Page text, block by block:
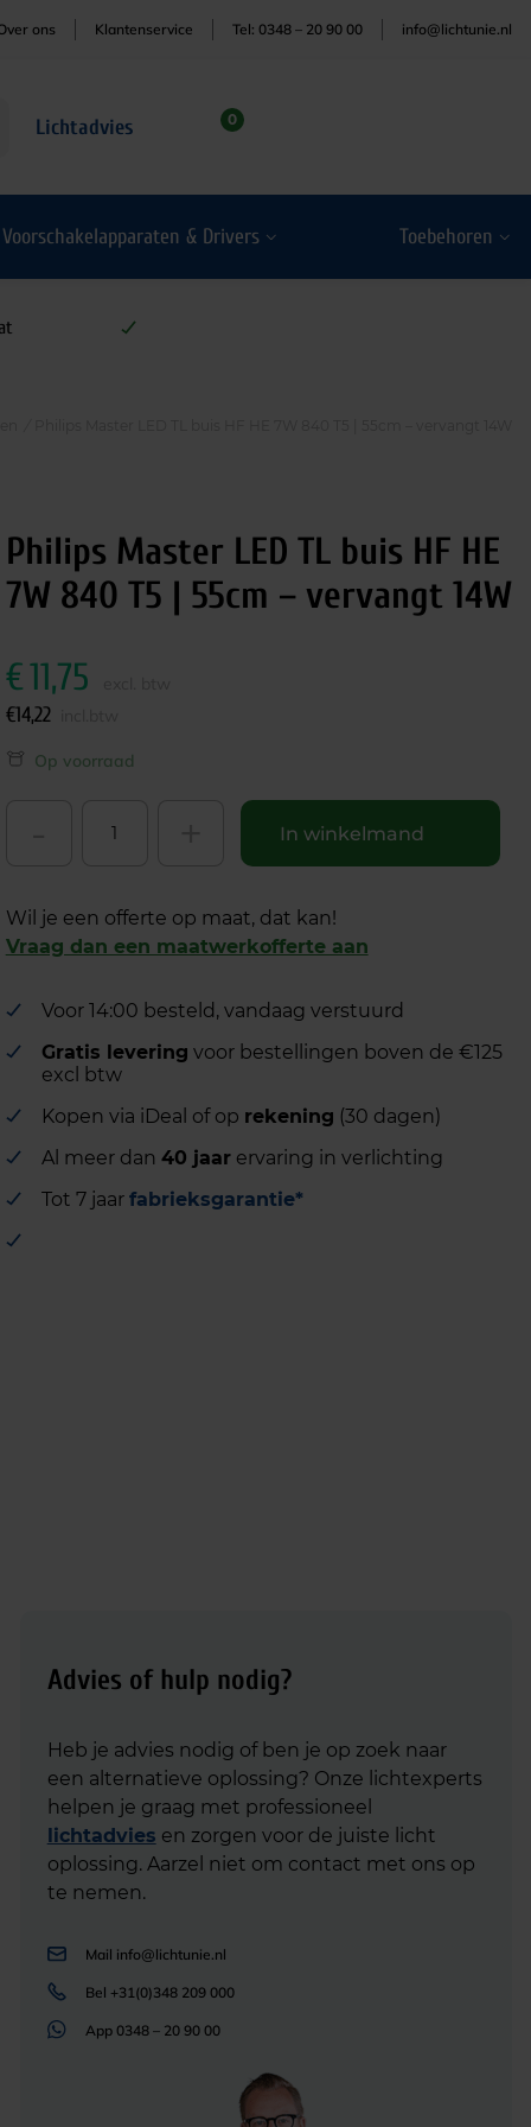
ons Klantenservice Tel: 0348 – 20 90 00 info@lichtunie.nl
Lichtadvies 0
Voorschakelapparaten & Drivers Toebehoren
Philips Master LED TL buis HF HE
7W 840 T5 | 55cm – vervangt 14W
€11,75
€14,22
Op voorraad
In winkelmand
Wil je een offerte op maat, dat kan!
Vraag dan een maatwerkofferte aan
Voor 14:00 besteld, vandaag verstuurd
Gratis levering voor bestellingen boven de €125
excl btw
Kopen via iDeal of op rekening (30 dagen)
Al meer dan 40 jaarervaring in verlichting
Tot 7 jaar fabrieksgarantie*
Advies of hulp nodig?
Heb je advies nodig of ben je op zoek naar
een alternatieve oplossing? Onze lichtexperts
helpen je graag met professioneel
lichtadvies en zorgen voor de juiste licht
oplossing. Aarzel niet om contact met ons op
te nemen.
Mail info@lichtunie.nl
Bel +31(0)348 209 000
App 0348 – 20 90 00